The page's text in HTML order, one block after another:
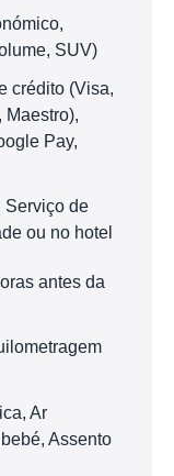
SUV)
crédito (Visa,
Maestro),
Pay,
Serviço de
ou no hotel
antes da
Ar
Assento